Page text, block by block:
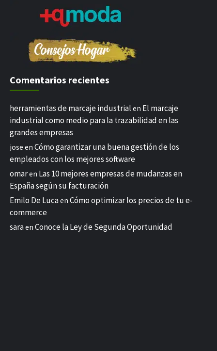
Comentarios recientes
herramientas de marcaje industrial en El marcaje
industrial como medio para la trazabilidad en las
grandes empresas
jose en Cómo garantizar una buena gestión de los
empleados con los mejores software
omaren Las 10 mejores empresas de mudanzas en
España según su facturación
Emilo De Lucaen Cómo optimizar los precios de tu e-
commerce
saraen Conoce la Ley de Segunda Oportunidad